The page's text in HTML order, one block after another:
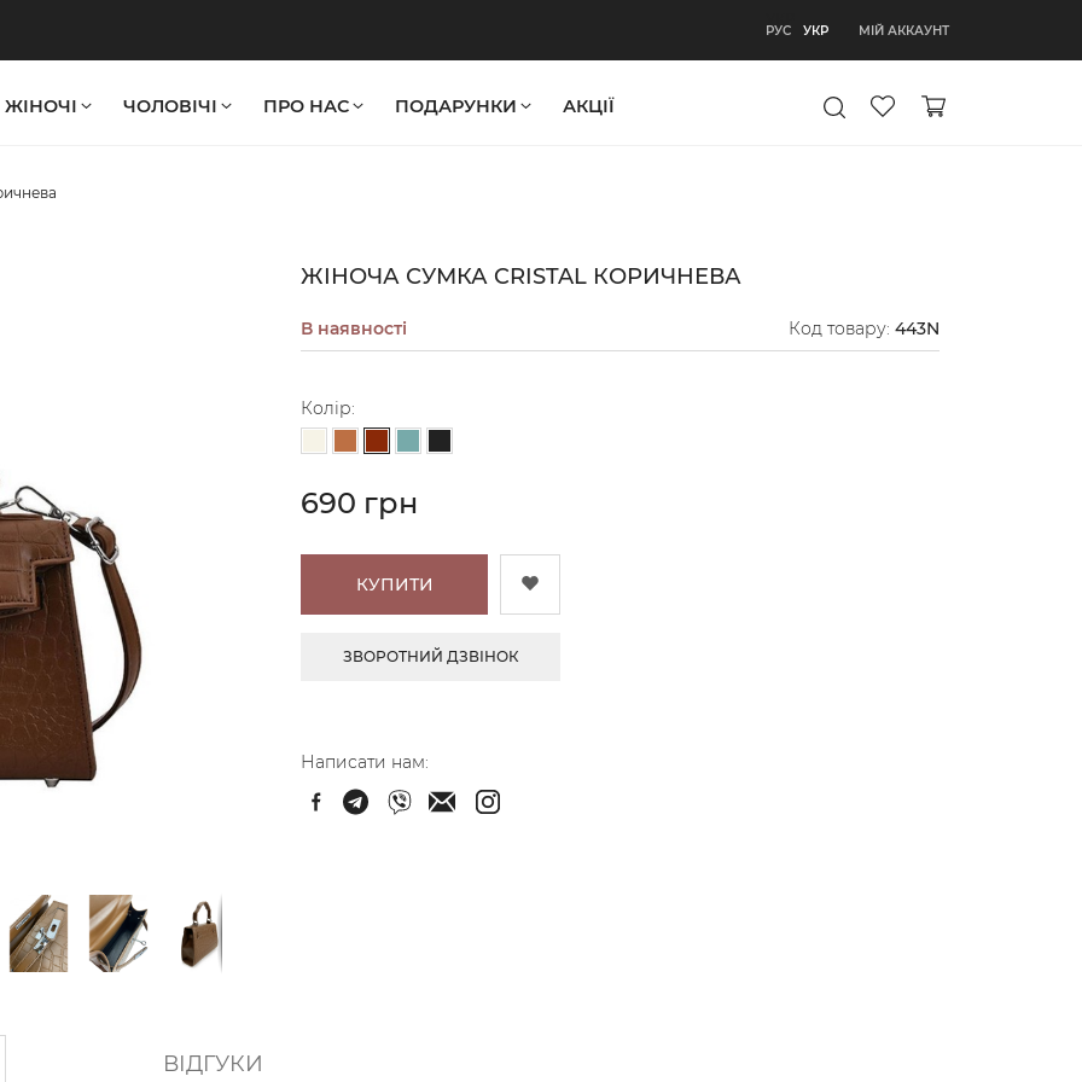
РУС УКР МІЙ АККАУНТ
ЖІНОЧІ ЧОЛОВІЧІ АКЦІЇ
ПРО НАС ПОДАРУНКИ
ЖІНОЧА СУМКА CRISTAL КОРИЧНЕВА
В наявності Код товару: 443N
Колір:
690 грн
КУПИТИ
ЗВОРОТНИЙ ДЗВІНОК
Написати нам:
ВІДГУКИ